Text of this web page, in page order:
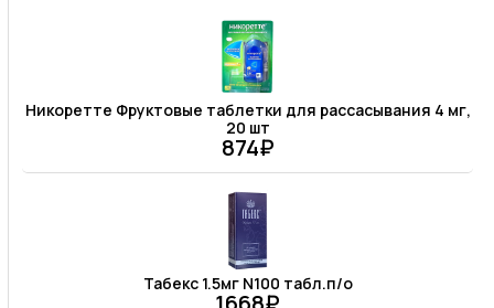
Никоретте Фруктовые таблетки для рассасывания 4 мг,
20 шт
874₽
Табекс 1.5мг N100 табл.п/о